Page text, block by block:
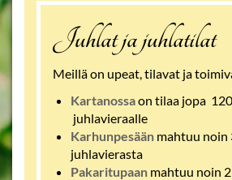
Juhlat ja juhlatilat
Meillä on upeat, tilavat ja
Kartanossaon tilaa jopa 120
juhlavieraalle
Karhunpesään mahtuu noin
juhlavierasta
Pakaritupaan mahtuu noin